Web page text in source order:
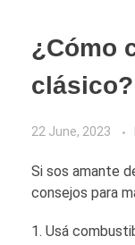
¿Cómo
clásico?
22 June, 2023
Si sos amante
consejos para
Usá